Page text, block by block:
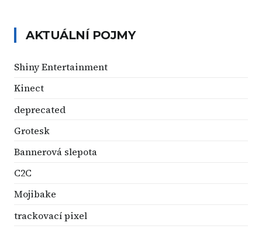
AKTUÁLNÍ POJMY
Shiny Entertainment
Kinect
deprecated
Grotesk
Bannerová slepota
C2C
Mojibake
trackovací pixel